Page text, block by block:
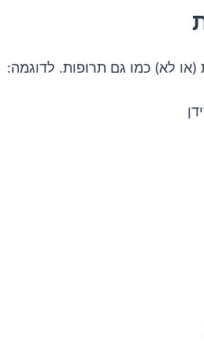
לא) כמו גם תרופות. לדוגמה: